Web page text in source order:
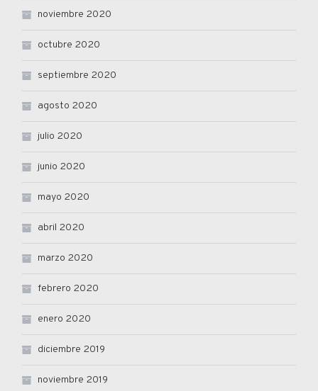
noviembre 2020
octubre 2020
septiembre 2020
agosto 2020
julio 2020
junio 2020
mayo 2020
abril 2020
marzo 2020
febrero 2020
enero 2020
diciembre 2019
noviembre 2019